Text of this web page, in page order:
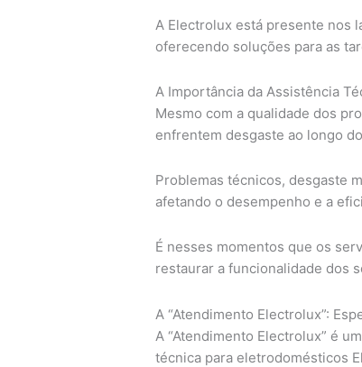
A Electrolux está presente nos
oferecendo soluções para as
A Importância da Assistência
Mesmo com a qualidade dos
enfrentem desgaste ao longo
Problemas técnicos, desgaste
afetando o desempenho e a
É nesses momentos que os
restaurar a funcionalidade dos
A “Atendimento Electrolux”:
A “Atendimento Electrolux” é
técnica para eletrodomésticos